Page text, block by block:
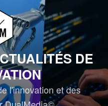
DE
l'innovation et des